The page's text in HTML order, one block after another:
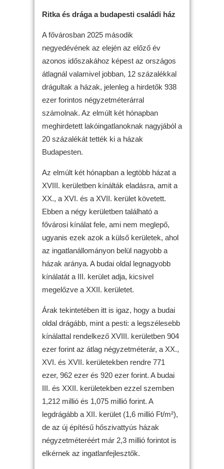
Ritka és drága a budapesti családi ház
A fővárosban 2025 második
negyedévének az elején az előző év
azonos időszakához képest az országos
átlagnál valamivel jobban, 12 százalékkal
drágultak a házak, jelenleg a hirdetők 938
ezer forintos négyzetméterárral
számolnak. Az elmúlt két hónapban
meghirdetett lakóingatlanoknak nagyjából a
20 százalékát tették ki a házak
Budapesten.
Az elmúlt két hónapban a legtöbb házat a
XVIII. kerületben kínálták eladásra, amit a
XX., a XVI. és a XVII. kerület követett.
Ebben a négy kerületben található a
fővárosi kínálat fele, ami nem meglepő,
ugyanis ezek azok a külső kerületek, ahol
az ingatlanállományon belül nagyobb a
házak aránya. A budai oldal legnagyobb
kínálatát a III. kerület adja, kicsivel
megelőzve a XXII. kerületet.
Árak tekintetében itt is igaz, hogy a budai
oldal drágább, mint a pesti: a legszélesebb
kínálattal rendelkező XVIII. kerületben 904
ezer forint az átlag négyzetméterár, a XX.,
XVI. és XVII. kerületekben rendre 771
ezer, 962 ezer és 920 ezer forint. A budai
III. és XXII. kerületekben ezzel szemben
1,212 millió és 1,075 millió forint. A
legdrágább a XII. kerület (1,6 millió Ft/m²),
de az új építésű hőszivattyús házak
négyzetméteréért már 2,3 millió forintot is
elkérnek az ingatlanfejlesztők.